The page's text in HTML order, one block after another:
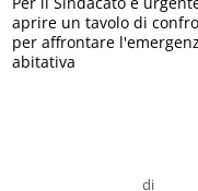
di
aprire un tavolo di
per affrontare
abitativa